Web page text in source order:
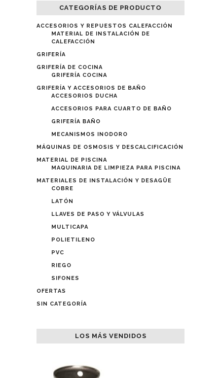
CATEGORÍAS DE PRODUCTO
ACCESORIOS Y REPUESTOS CALEFACCIÓN
MATERIAL DE INSTALACIÓN DE
CALEFACCIÓN
GRIFERÍA
GRIFERÍA DE COCINA
GRIFERÍA COCINA
GRIFERÍA Y ACCESORIOS DE BAÑO
ACCESORIOS DUCHA
ACCESORIOS PARA CUARTO DE BAÑO
GRIFERÍA BAÑO
MECANISMOS INODORO
MÁQUINAS DE OSMOSIS Y DESCALCIFICACIÓN
MATERIAL DE PISCINA
MAQUINARIA DE LIMPIEZA PARA PISCINA
MATERIALES DE INSTALACIÓN Y DESAGÜE
COBRE
LATÓN
LLAVES DE PASO Y VÁLVULAS
MULTICAPA
POLIETILENO
PVC
RIEGO
SIFONES
OFERTAS
SIN CATEGORÍA
LOS MÁS VENDIDOS